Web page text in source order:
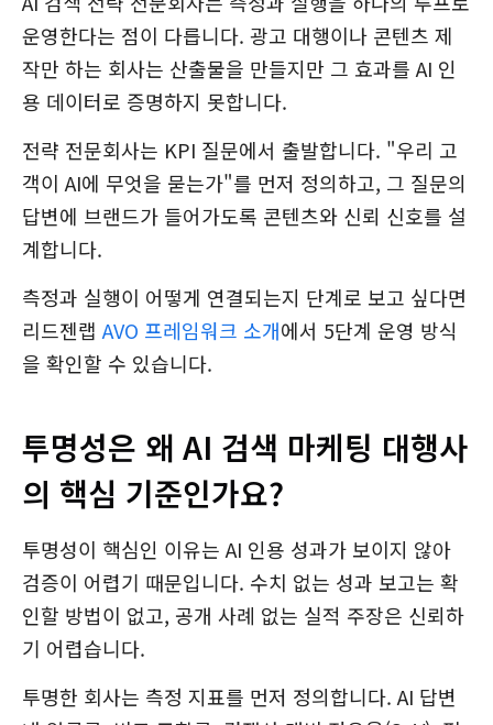
운영한다는 점이 다릅니다. 광고 대행이나 콘텐츠 제
작만 하는 회사는 산출물을 만들지만 그 효과를 AI 인
용 데이터로 증명하지 못합니다.
전략 전문회사는 KPI 질문에서 출발합니다. "우리 고
객이 AI에 무엇을 묻는가"를 먼저 정의하고, 그 질문의
답변에 브랜드가 들어가도록 콘텐츠와 신뢰 신호를 설
계합니다.
측정과 실행이 어떻게 연결되는지 단계로 보고 싶다면
리드젠랩AVO 프레임워크 소개에서 5단계 운영 방식
을 확인할 수 있습니다.
투명성은 왜 AI 검색 마케팅 대행사
의 핵심 기준인가요?
투명성이 핵심인 이유는 AI 인용 성과가 보이지 않아
검증이 어렵기 때문입니다. 수치 없는 성과 보고는 확
인할 방법이 없고, 공개 사례 없는 실적 주장은 신뢰하
기 어렵습니다.
투명한 회사는 측정 지표를 먼저 정의합니다. AI 답변